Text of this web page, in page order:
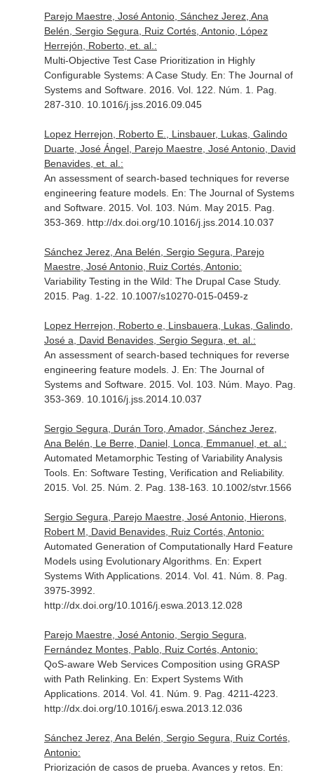
Parejo Maestre, José Antonio, Sánchez Jerez, Ana
Belén, Sergio Segura, Ruiz Cortés, Antonio, López
Herrejón, Roberto, et. al.:
Multi-Objective Test Case Prioritization in Highly
Configurable Systems: A Case Study. En: The Journal of
Systems and Software. 2016. Vol. 122. Núm. 1. Pag.
287-310. 10.1016/j.jss.2016.09.045
Lopez Herrejon, Roberto E., Linsbauer, Lukas, Galindo
Duarte, José Ángel, Parejo Maestre, José Antonio, David
Benavides, et. al.:
An assessment of search-based techniques for reverse
engineering feature models. En: The Journal of Systems
and Software. 2015. Vol. 103. Núm. May 2015. Pag.
353-369. http://dx.doi.org/10.1016/j.jss.2014.10.037
Sánchez Jerez, Ana Belén, Sergio Segura, Parejo
Maestre, José Antonio, Ruiz Cortés, Antonio:
Variability Testing in the Wild: The Drupal Case Study.
2015. Pag. 1-22. 10.1007/s10270-015-0459-z
Lopez Herrejon, Roberto e, Linsbauera, Lukas, Galindo,
José a, David Benavides, Sergio Segura, et. al.:
An assessment of search-based techniques for reverse
engineering feature models. J. En: The Journal of
Systems and Software. 2015. Vol. 103. Núm. Mayo. Pag.
353-369. 10.1016/j.jss.2014.10.037
Sergio Segura, Durán Toro, Amador, Sánchez Jerez,
Ana Belén, Le Berre, Daniel, Lonca, Emmanuel, et. al.:
Automated Metamorphic Testing of Variability Analysis
Tools. En: Software Testing, Verification and Reliability.
2015. Vol. 25. Núm. 2. Pag. 138-163. 10.1002/stvr.1566
Sergio Segura, Parejo Maestre, José Antonio, Hierons,
Robert M, David Benavides, Ruiz Cortés, Antonio:
Automated Generation of Computationally Hard Feature
Models using Evolutionary Algorithms. En: Expert
Systems With Applications. 2014. Vol. 41. Núm. 8. Pag.
3975-3992.
http://dx.doi.org/10.1016/j.eswa.2013.12.028
Parejo Maestre, José Antonio, Sergio Segura,
Fernández Montes, Pablo, Ruiz Cortés, Antonio:
QoS-aware Web Services Composition using GRASP
with Path Relinking. En: Expert Systems With
Applications. 2014. Vol. 41. Núm. 9. Pag. 4211-4223.
http://dx.doi.org/10.1016/j.eswa.2013.12.036
Sánchez Jerez, Ana Belén, Sergio Segura, Ruiz Cortés,
Antonio:
Priorización de casos de prueba. Avances y retos. En: